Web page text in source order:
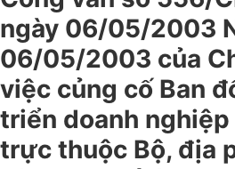
ngày 06/05/2003
06/05/2003 của
việc củng cố Ban
triển doanh
trực thuộc Bộ, địa